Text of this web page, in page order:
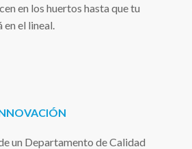
en los huertos hasta que tu
el lineal.
un Departamento de Calidad